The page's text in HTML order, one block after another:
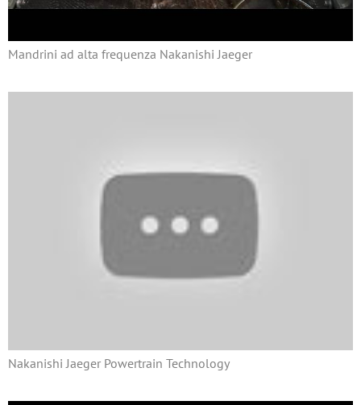
Mandrini ad alta frequenza Nakanishi Jaeger
Nakanishi Jaeger Powertrain Technology